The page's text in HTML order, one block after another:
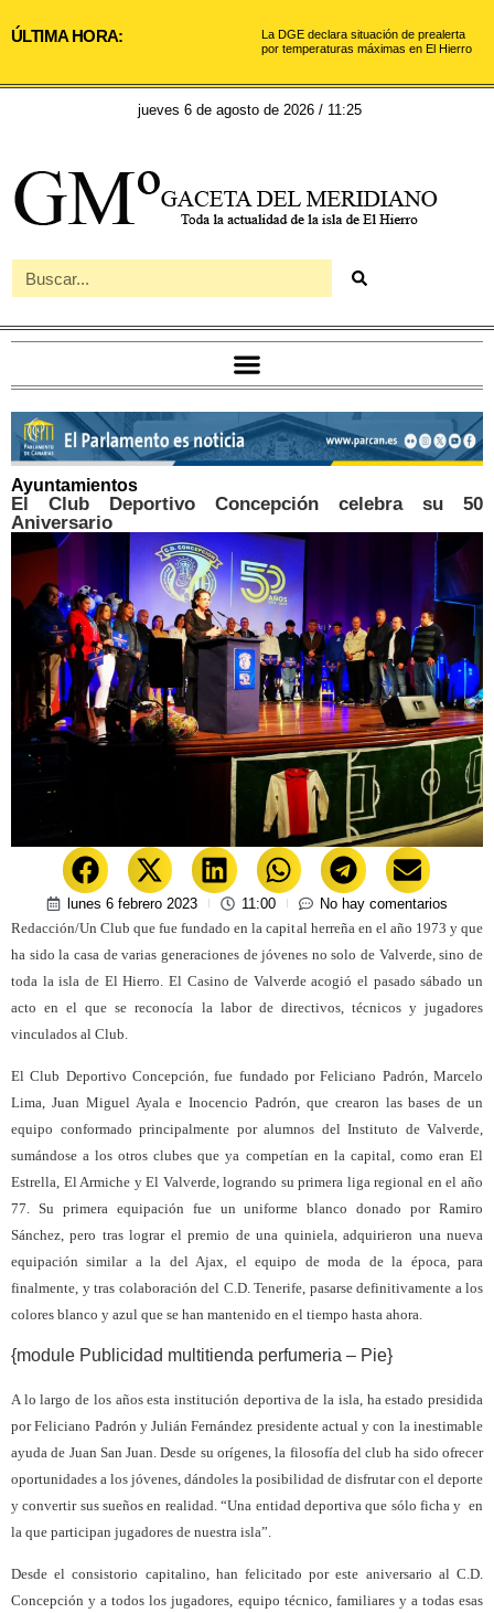
ÚLTIMA HORA:
La DGE declara situación de prealerta
por temperaturas máximas en El Hierro
jueves 6 de agosto de 2026 / 11:25
Ayuntamientos
El Club Deportivo Concepción celebra su 50
Aniversario
lunes 6 febrero 2023 11:00
No hay comentarios
Redacción/Un Club que fue fundado en la capital herreña en el año 1973 y que
ha sido la casa de varias generaciones de jóvenes no solo de Valverde, sino de
toda la isla de El Hierro. El Casino de Valverde acogió el pasado sábado un
acto en el que se reconocía la labor de directivos, técnicos y jugadores
vinculados al Club.
El Club Deportivo Concepción, fue fundado por Feliciano Padrón, Marcelo
Lima, Juan Miguel Ayala e Inocencio Padrón, que crearon las bases de un
equipo conformado principalmente por alumnos del Instituto de Valverde,
sumándose a los otros clubes que ya competían en la capital, como eran El
Estrella, El Armiche y El Valverde, logrando su primera liga regional en el año
77. Su primera equipación fue un uniforme blanco donado por Ramiro
Sánchez, pero tras lograr el premio de una quiniela, adquirieron una nueva
equipación similar a la del Ajax, el equipo de moda de la época, para
finalmente, y tras colaboración del C.D. Tenerife, pasarse definitivamente a los
colores blanco y azul que se han mantenido en el tiempo hasta ahora.
{module Publicidad multitienda perfumeria – Pie}
A lo largo de los años esta institución deportiva de la isla, ha estado presidida
por Feliciano Padrón y Julián Fernández presidente actual y con la inestimable
ayuda de Juan San Juan. Desde su orígenes, la filosofía del club ha sido ofrecer
oportunidades a los jóvenes, dándoles la posibilidad de disfrutar con el deporte
y convertir sus sueños en realidad. “Una entidad deportiva que sólo ficha y en
la que participan jugadores de nuestra isla”.
Desde el consistorio capitalino, han felicitado por este aniversario al C.D.
Concepción y a todos los jugadores, equipo técnico, familiares y a todas esas